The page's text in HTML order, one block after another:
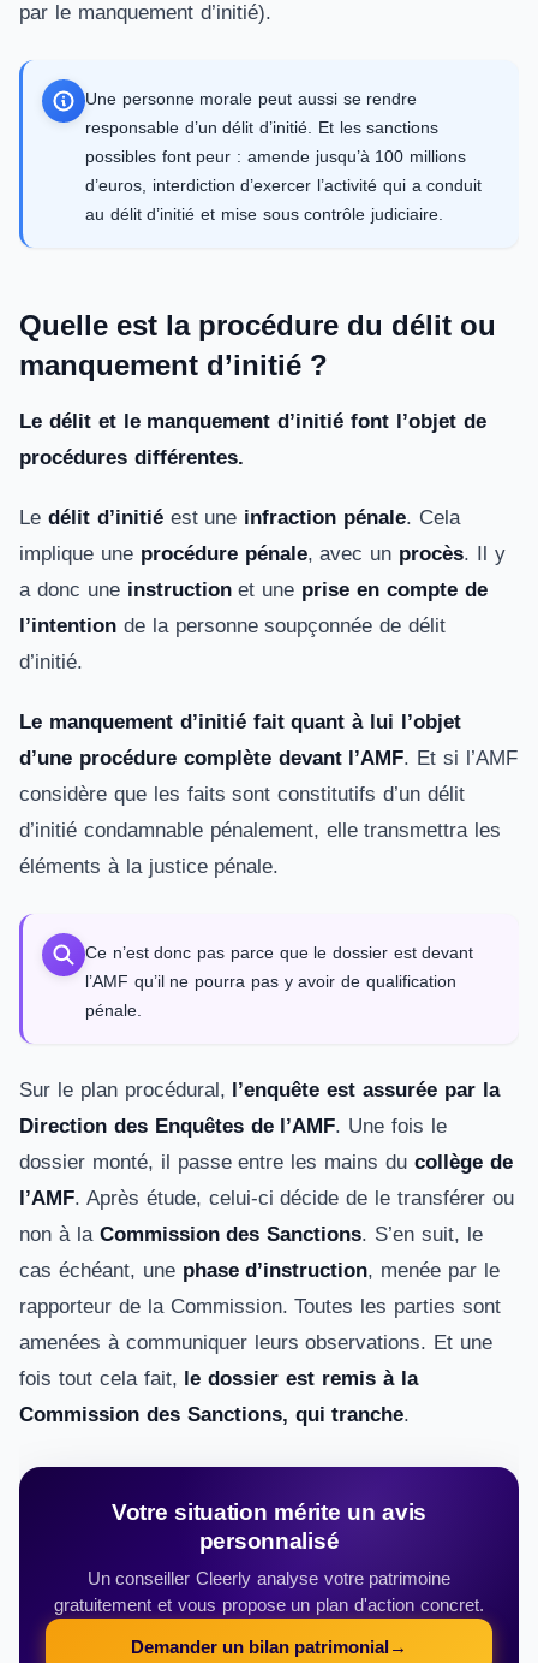
par le manquement d’initié).
Une personne morale peut aussi se rendre
responsable d’un délit d’initié. Et les sanctions
possibles font peur : amende jusqu’à 100 millions
d’euros, interdiction d’exercer l’activité qui a conduit
au délit d’initié et mise sous contrôle judiciaire.
Quelle est la procédure du délit ou
manquement d’initié ?
Le délit et le manquement d’initié font l’objet de
procédures différentes.
Le délit d’initiéest une infraction pénale. Cela
implique une procédure pénale, avec un procès. Il y
a donc une instructionet une prise en compte de
l’intention de la personne soupçonnée de délit
d’initié.
Le manquement d’initié fait quant à lui l’objet
d’une procédure complète devant l’AMF. Et si l’AMF
considère que les faits sont constitutifs d’un délit
d’initié condamnable pénalement, elle transmettra les
éléments à la justice pénale.
Ce n’est donc pas parce que le dossier est devant
l’AMF qu’il ne pourra pas y avoir de qualification
pénale.
Sur le plan procédural, l’enquête est assurée par la
Direction des Enquêtes de l’AMF. Une fois le
dossier monté, il passe entre les mains du collège de
l’AMF. Après étude, celui-ci décide de le transférer ou
non à la Commission des Sanctions. S’en suit, le
cas échéant, une phase d’instruction, menée par le
rapporteur de la Commission. Toutes les parties sont
amenées à communiquer leurs observations. Et une
fois tout cela fait, le dossier est remis à la
Commission des Sanctions, qui tranche.
Votre situation mérite un avis
personnalisé
Un conseiller Cleerly analyse votre patrimoine
gratuitement et vous propose un plan d'action concret.
Demander un bilan patrimonial→